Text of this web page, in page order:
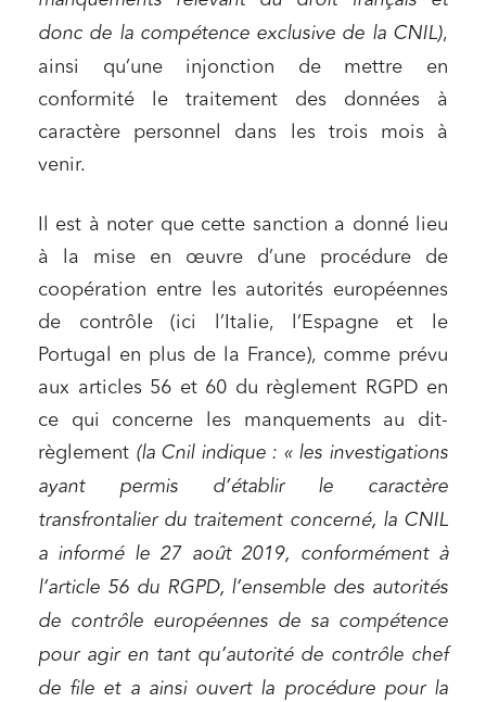
donc de la compétence exclusive de la CNIL),
ainsi qu’une injonction de mettre en
conformité le traitement des données à
caractère personnel dans les trois mois à
venir.
Il est à noter que cette sanction a donné lieu
à la mise en œuvre d’une procédure de
coopération entre les autorités européennes
de contrôle (ici l’Italie, l’Espagne et le
Portugal en plus de la France), comme prévu
aux articles 56 et 60 du règlement RGPD en
ce qui concerne les manquements au dit-
règlement (la Cnil indique : « les investigations
ayant permis d’établir le caractère
transfrontalier du traitement concerné, la CNIL
a informé le 27 août 2019, conformément à
l’article 56 du RGPD, l’ensemble des autorités
de contrôle européennes de sa compétence
pour agir en tant qu’autorité de contrôle chef
de file et a ainsi ouvert la procédure pour la